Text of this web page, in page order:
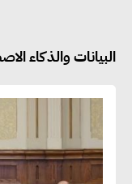
البيانات والذكاء